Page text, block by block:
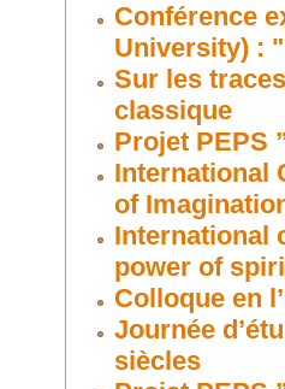
Conférence
University) :
Sur les
classique
Projet PEPS
International
of
International
power of
Colloque en
Journée
siècles